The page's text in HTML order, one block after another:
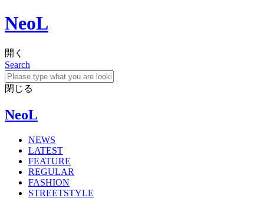
NeoL
開く
Search
閉じる
NeoL
NEWS
LATEST
FEATURE
REGULAR
FASHION
STREETSTYLE